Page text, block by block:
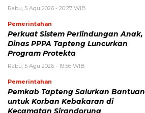
Rabu, 5 Agu 2026 - 20:27 WIB
Pemerintahan
Perkuat Sistem Perlindungan Anak,
Dinas PPPA Tapteng Luncurkan
Program Protekta
Rabu, 5 Agu 2026 - 19:56 WIB
Pemerintahan
Pemkab Tapteng Salurkan Bantuan
untuk Korban Kebakaran di
Kecamatan Sirandorung